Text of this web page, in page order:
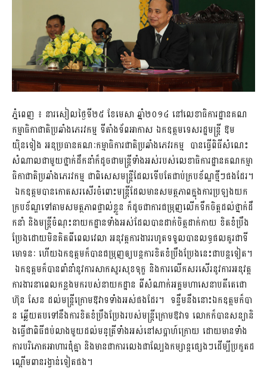
ភ្នំពេញ ៖ នារ​សៀល​ថ្ងៃទី​២​៥​ ​ខែ​មេ​សា​ ​ឆ្នាំ២០១៤ ​​នៅលេខា​ធិការ​ដ្ឋាន​គណ​
កម្មា​ធិកា​ជាតិ​ប្រឆាំង​ភេរ​​វកម្ម ​ទី​តាំង​ទ័ព​អាកាស​ ឯកឧត្តម​ទេសរដ្ឋមន្រ្តី ឱម
យ៉ិនទៀង អនុ​ប្រ​ធាន​គណៈ​កម្មាធិការ​ជាតិ​ប្រឆាំង​ភេវរកម្ម បានធ្វើពិធី​សំ​ណេះ​
សំ​ណា​ល​​ជា​​មួ​យ​​ថ្នា​ក់​​ដឹ​ក​នាំ​​​​ក៏​​​ដូ​ច​​ជា​​​ម​ន្ត្រី​​​ទាំ​ង​​អ​ស់​​​រ​ប​ស់​​លេ​ខា​ធិ​ការ​ដ្ឋាន​គណ​កម្មា​
ធិ​កា​ជាតិ​ប្រឆាំង​ភេរវកម្ម​​​ ​ជា​ពិ​សេ​ស​​​ម​ន្ត្រី​​ដែ​ល​​ទើ​ប​​តែ​​ជា​ប់​​ក្រ​ប​​ខ័​ណ្ឌ​​ថ្មី​ៗ​​ផ​ង​ដែ​រ​។​​​
​​ ឯក​ឧ​ត្ត​មបានកោត​សរសើរ​ចំពោះមន្ត្រីដែល​មានសមត្ថភាព​​ក្នុងការ​ប្រ​ឡ​ង​​យ​ក​​
ក្រ​ប​​ខ័​ណ្ឌ​​ទៅ​តាម​សមត្ថភាព​ផ្ទាល់​ខ្លួន​ ​ក៏​ដូ​ច​ជា​កា​រ​ជ​ម្រុ​ញ​លើ​ក​​ទឹ​ក​ចិ​ត្ត​​ដ​ល់​​​ថ្នា​ក់​ដឹ​
ក​នាំ​​ ​និ​ង​ម​ន្រ្តី​ចំ​ណុះ​​នា​យ​ក​ដ្ឋា​ន​​ទាំ​ង​អ​ស់​​ដែ​ល​​បា​ន​​ដា​ក់​​ចិ​ត្ត​ដា​ក់​កា​យ​​ ​ខិ​ត​ខំ​ប្រឹ​ង​
ប្រែ​ង​ដោ​យ​​មិ​ន​​គិ​ត​​ពី​​ពេល​​វេ​លា​​ ​អ​នុ​វ​​ត្ត​កា​រ​ងា​រ​​រ​ហូ​ត​​ទ​ទួ​ល​បា​ន​ល​ទ្ធ​ផ​ល​គួ​រ​ជា​ទី​
មោ​ទនៈ​ ​ហើ​យ​​ឯ​ក​ឧ​ត្ត​ម​​​​ក៏​​បា​ន​​​​ជ​ម្រុ​ញ​​​ឲ្យ​ប​ន្ត​កា​រ​​​ខិ​ត​ខំ​​​ប្រឹ​ង​ប្រែ​ង​​​នេះ​ជា​​​ប​ន្ត​​ទៀ​ត​​។​​
ឯក​ឧត្តម​ក៏បា​ន​ពាំនាំនូវ​ការសាក​សួរសុខ​ទុក្ខ​ និង​ការ​លើក​សរសើរ​នូវ​ការ​អនុវត្ត
ការងារ​​នា​ពេល​​កន្លង​​មក​របស់​​នា​យក​ដ្ឋាន​ ពី​សំ​ណាក់​​​អគ្គ​មហា​សេ​នា​ប​តី​តេ​ជោ​
ហ៊ុន សែន ដល់មន្ត្រីក្រោមឱវាទទាំងអស់​ផង​ដែរ។​ ​ ទន្ទឹម​​នឹង​​នោះ​​​ឯ​​​ក​ឧ​ត្ត​ម​ក៏​បា​
ន​ ​ឆ្លើ​យ​ត​ប​ទៅ​នឹ​ងការខិតខំប្រឹងប្រែង​របស់​មន្ត្រីក្រោ​ម​ឱ​វាទ​ ​លោ​ក​ក៏​បា​ន​ស​ន្យា​និ​
ង​​ធ្វើ​ជា​​ពិ​​​ធី​ជ​​ប់​​លា​ង​​មួ​យ​​ដ​ល់​​ម​ន្​ត្រី​ទាំ​​ង​​​​អ​ស់​​​​នៅ​​ស​ប្តា​ហ៍ក្រោយ ​ដោយមានទាំង
ការ​បរិភោ​គអា​ហា​រ​ជុំគ្នា​ និងមាន​​ជា​​កា​​រលេ​ង​​ជា​​ល្បែង​​ក​ម្សា​ន្ត​ផ្សេ​ង​ៗ​​ដើ​​​​​​​ម្បី​​​​ប្រ​កួ​ត​​ដ​
ណ្តើម​​​ពា​ន​រង្វាន់​ទៀត​ផង​។​